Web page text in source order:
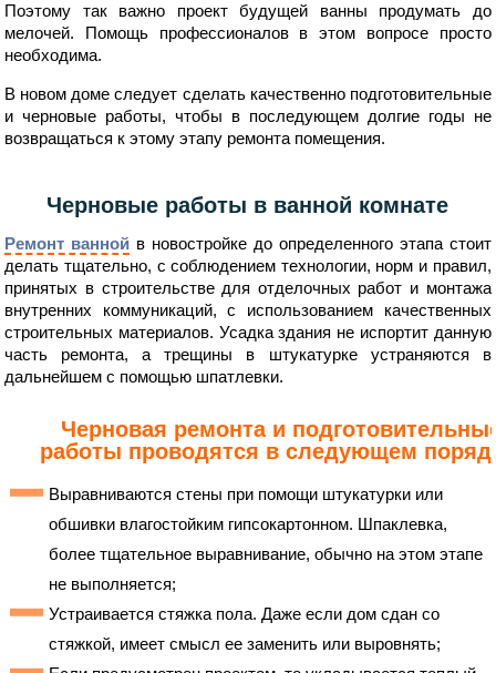
Поэтому так важно проект будущей ванны продумать до
мелочей. Помощь профессионалов в этом вопросе просто
необходима.
В новом доме следует сделать качественно подготовительные
и черновые работы, чтобы в последующем долгие годы не
возвращаться к этому этапу ремонта помещения.
Черновые работы в ванной комнате
Ремонт ванной в новостройке до определенного этапа стоит
делать тщательно, с соблюдением технологии, норм и правил,
принятых в строительстве для отделочных работ и монтажа
внутренних коммуникаций, с использованием качественных
строительных материалов. Усадка здания не испортит данную
часть ремонта, а трещины в штукатурке устраняются в
дальнейшем с помощью шпатлевки.
Черновая ремонта и
работы проводятся в следующем
Выравниваются стены при помощи штукатурки или
обшивки влагостойким гипсокартонном. Шпаклевка,
более тщательное выравнивание, обычно на этом этапе
не выполняется;
Устраивается стяжка пола. Даже если дом сдан со
стяжкой, имеет смысл ее заменить или выровнять;